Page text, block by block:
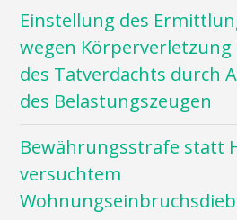
Einstellung des
wegen Körperverletzung
des Tatverdachts durch
des Belastungszeugen
Bewährungsstrafe statt
versuchtem